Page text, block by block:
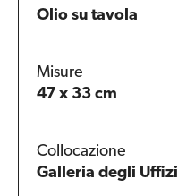
Olio su tavola
Misure
47 x 33 cm
Collocazione
Galleria degli Uffizi